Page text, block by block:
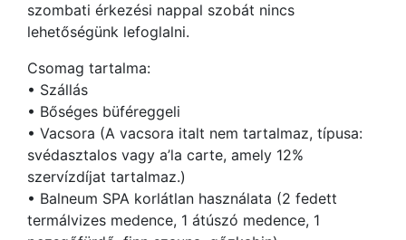
szombati érkezési nappal szobát nincs
lehetőségünk lefoglalni.
Csomag tartalma:
• Szállás
• Bőséges büféreggeli
• Vacsora (A vacsora italt nem tartalmaz, típusa:
svédasztalos vagy a’la carte, amely 12%
szervízdíjat tartalmaz.)
• Balneum SPA korlátlan használata (2 fedett
termálvizes medence, 1 átúszó medence, 1